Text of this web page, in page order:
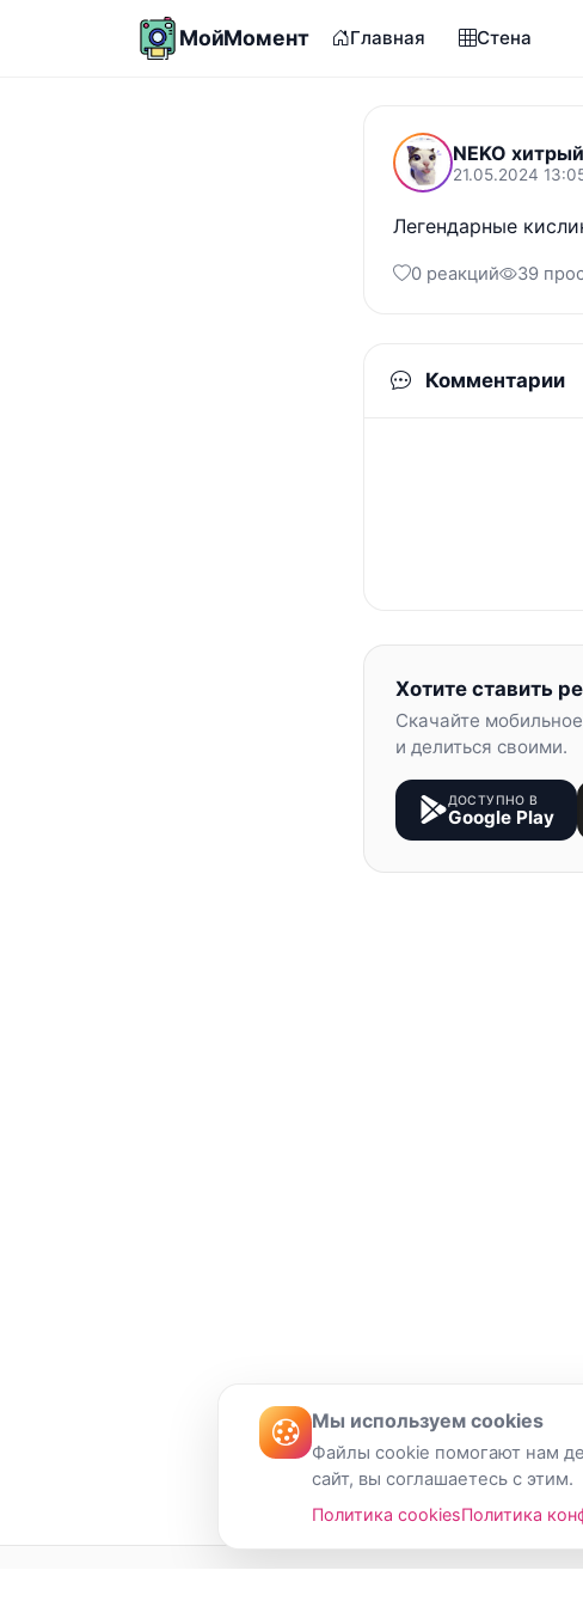
МойМомент Главная Стена
NEKO
21.05.2024
Легендарные
0 реакций 39
Комментарии
Хотите ставить
Скачайте
и делиться своими.
ДОСТУПНО В
Google Play
Мы используем cookies
Файлы cookie помогают нам
сайт, вы соглашаетесь с этим.
Политика cookiesПолитика